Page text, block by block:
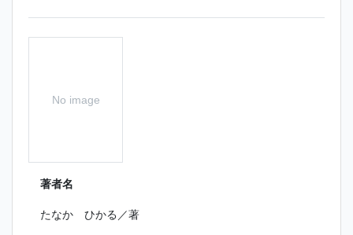
No image
著者名
たなか ひかる／著